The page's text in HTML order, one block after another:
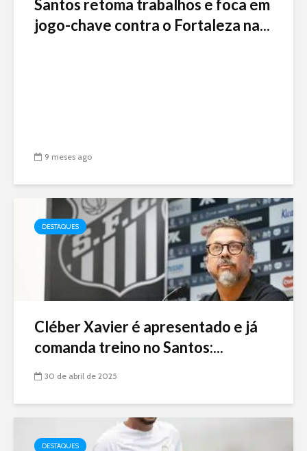
Santos retoma trabalhos e foca em
jogo-chave contra o Fortaleza na...
9 meses ago
DESTAQUES
Cléber Xavier é apresentado e já
comanda treino no Santos:...
30 de abril de 2025
DESTAQUES